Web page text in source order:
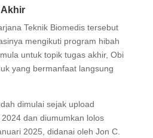
Akhir
Teknik Biomedis tersebut
mengikuti program hibah
untuk topik tugas akhir, Obi
yang bermanfaat langsung
dimulai sejak upload
dan diumumkan lolos
2025, didanai oleh Jon C.